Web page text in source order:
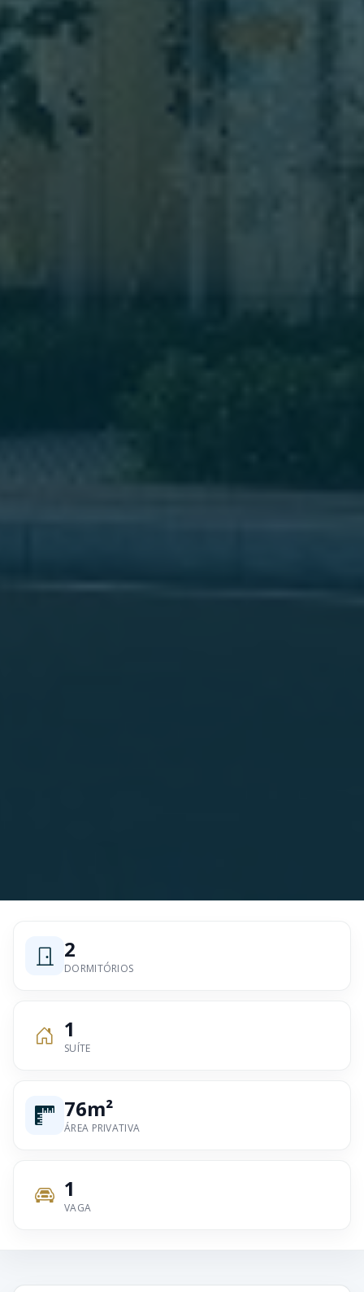
2
DORMITÓRIOS
1
SUÍTE
76m²
ÁREA PRIVATIVA
1
VAGA